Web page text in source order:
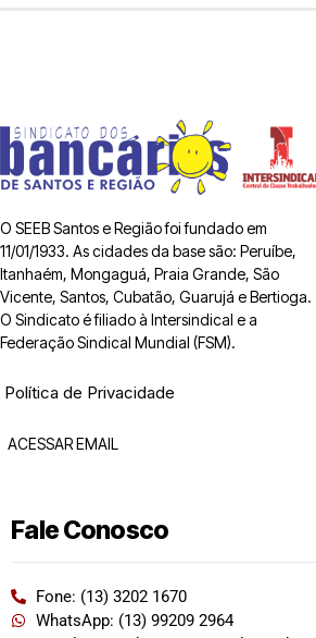
O SEEB Santos e Região foi fundado em
11/01/1933. As cidades da base são: Peruíbe,
Itanhaém, Mongaguá, Praia Grande, São
Vicente, Santos, Cubatão, Guarujá e Bertioga.
O Sindicato é filiado à Intersindical e a
Federação Sindical Mundial (FSM).
Política de Privacidade
ACESSAR EMAIL
Fale Conosco
Fone: (13) 3202 1670
WhatsApp: (13) 99209 2964